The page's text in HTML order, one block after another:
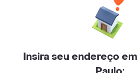
905, CNPJ/MF n°
Insira seu endereço